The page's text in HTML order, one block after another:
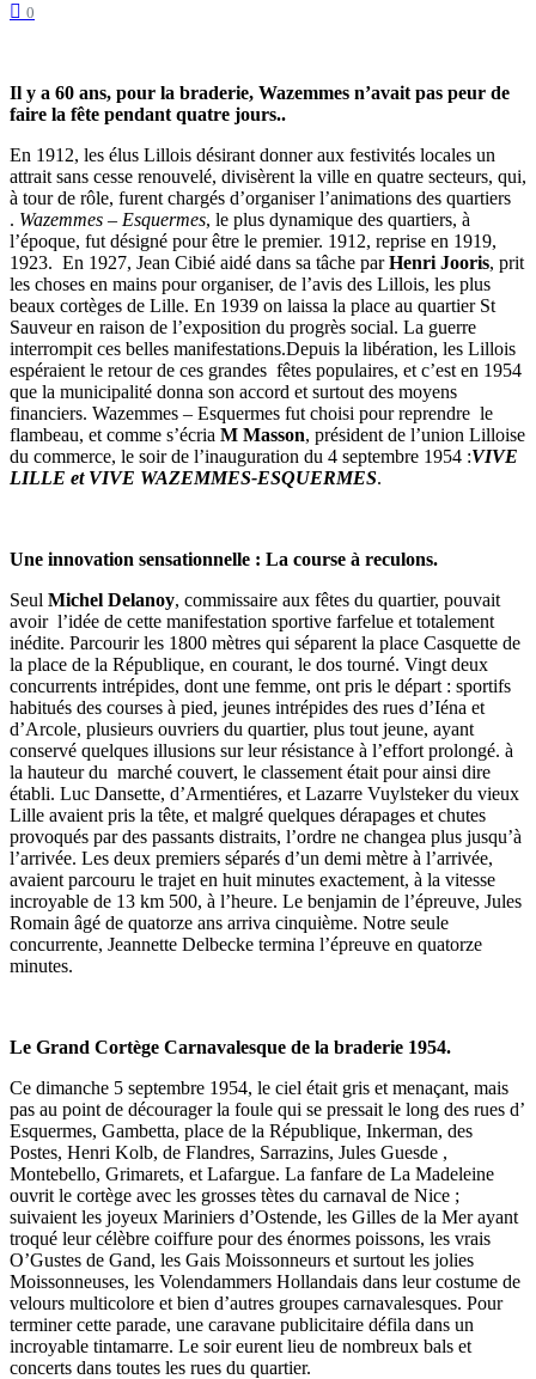
0
Il y a 60 ans, pour la braderie, Wazemmes n’avait pas peur de
faire la fête pendant quatre jours..
En 1912, les élus Lillois désirant donner aux festivités locales un
attrait sans cesse renouvelé, divisèrent la ville en quatre secteurs, qui,
à tour de rôle, furent chargés d’organiser l’animations des quartiers
. Wazemmes – Esquermes, le plus dynamique des quartiers, à
l’époque, fut désigné pour être le premier. 1912, reprise en 1919,
1923. En 1927, Jean Cibié aidé dans sa tâche parHenri Jooris, prit
les choses en mains pour organiser, de l’avis des Lillois, les plus
beaux cortèges de Lille. En 1939 on laissa la place au quartier St
Sauveur en raison de l’exposition du progrès social. La guerre
interrompit ces belles manifestations.Depuis la libération, les Lillois
espéraient le retour de ces grandes fêtes populaires, et c’est en 1954
que la municipalité donna son accord et surtout des moyens
financiers. Wazemmes – Esquermes fut choisi pour reprendre le
flambeau, et comme s’écria M Masson, président de l’union Lilloise
du commerce, le soir de l’inauguration du 4 septembre 1954 :VIVE
LILLE et VIVE WAZEMMES-ESQUERMES.
Une innovation sensationnelle : La course à reculons.
Seul Michel Delanoy, commissaire aux fêtes du quartier, pouvait
avoir l’idée de cette manifestation sportive farfelue et totalement
inédite. Parcourir les 1800 mètres qui séparent la place Casquette de
la place de la République, en courant, le dos tourné. Vingt deux
concurrents intrépides, dont une femme, ont pris le départ : sportifs
habitués des courses à pied, jeunes intrépides des rues d’Iéna et
d’Arcole, plusieurs ouvriers du quartier, plus tout jeune, ayant
conservé quelques illusions sur leur résistance à l’effort prolongé. à
la hauteur du marché couvert, le classement était pour ainsi dire
établi. Luc Dansette, d’Armentiéres, et Lazarre Vuylsteker du vieux
Lille avaient pris la tête, et malgré quelques dérapages et chutes
provoqués par des passants distraits, l’ordre ne changea plus jusqu’à
l’arrivée. Les deux premiers séparés d’un demi mètre à l’arrivée,
avaient parcouru le trajet en huit minutes exactement, à la vitesse
incroyable de 13 km 500, à l’heure. Le benjamin de l’épreuve, Jules
Romain âgé de quatorze ans arriva cinquième. Notre seule
concurrente, Jeannette Delbecke termina l’épreuve en quatorze
minutes.
Le Grand Cortège Carnavalesque de la braderie 1954.
Ce dimanche 5 septembre 1954, le ciel était gris et menaçant, mais
pas au point de décourager la foule qui se pressait le long des rues d’
Esquermes, Gambetta, place de la République, Inkerman, des
Postes, Henri Kolb, de Flandres, Sarrazins, Jules Guesde ,
Montebello, Grimarets, et Lafargue. La fanfare de La Madeleine
ouvrit le cortège avec les grosses tètes du carnaval de Nice ;
suivaient les joyeux Mariniers d’Ostende, les Gilles de la Mer ayant
troqué leur célèbre coiffure pour des énormes poissons, les vrais
O’Gustes de Gand, les Gais Moissonneurs et surtout les jolies
Moissonneuses, les Volendammers Hollandais dans leur costume de
velours multicolore et bien d’autres groupes carnavalesques. Pour
terminer cette parade, une caravane publicitaire défila dans un
incroyable tintamarre. Le soir eurent lieu de nombreux bals et
concerts dans toutes les rues du quartier.